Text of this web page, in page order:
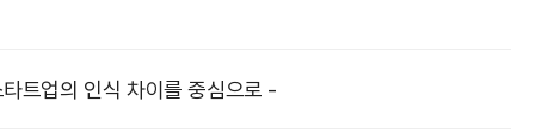
트업의 인식 차이를 중심으로 -